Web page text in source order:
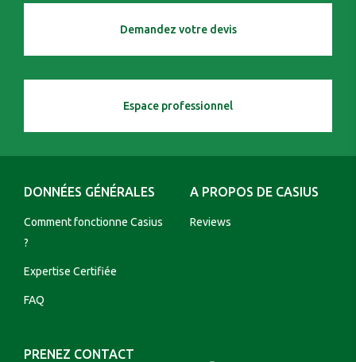
Demandez votre devis
Espace professionnel
DONNÉES GÉNÉRALES
Comment fonctionne Casius
?
Expertise Certifiée
FAQ
A PROPOS DE CASIUS
Reviews
PRENEZ CONTACT